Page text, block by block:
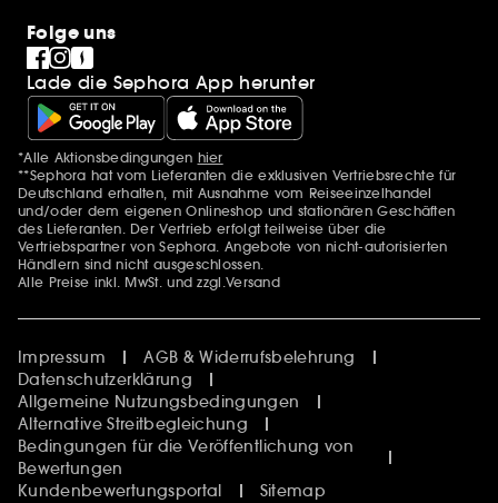
Folge uns
Lade die Sephora App herunter
Zusätzlich Erwähnungen
*Alle Aktionsbedingungen hier
**Sephora hat vom Lieferanten die exklusiven Vertriebsrechte für
Deutschland erhalten, mit Ausnahme vom Reiseeinzelhandel
und/oder dem eigenen Onlineshop und stationären Geschäften
des Lieferanten. Der Vertrieb erfolgt teilweise über die
Vertriebspartner von Sephora. Angebote von nicht-autorisierten
Händlern sind nicht ausgeschlossen.
Alle Preise inkl. MwSt. und zzgl.Versand
Impressum
AGB & Widerrufsbelehrung
Datenschutzerklärung
Allgemeine Nutzungsbedingungen
Alternative Streitbegleichung
Bedingungen für die Veröffentlichung von
Bewertungen
Kundenbewertungsportal
Sitemap